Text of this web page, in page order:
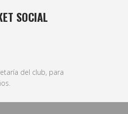
SOCIAL
del club, para